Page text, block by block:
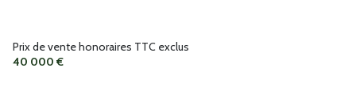
Prix de vente honoraires TTC exclus
40 000 €